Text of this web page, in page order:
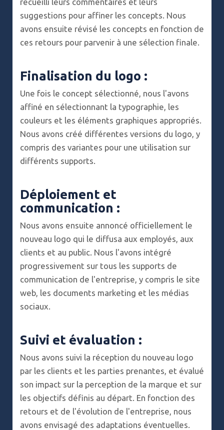
suggestions pour affiner les concepts. Nous
avons ensuite révisé les concepts en fonction de
ces retours pour parvenir à une sélection finale.
Finalisation du logo :
Une fois le concept sélectionné, nous l'avons
affiné en sélectionnant la typographie, les
couleurs et les éléments graphiques appropriés.
Nous avons créé différentes versions du logo, y
compris des variantes pour une utilisation sur
différents supports.
Déploiement et
communication :
Nous avons ensuite annoncé officiellement le
nouveau logo qui le diffusa aux employés, aux
clients et au public. Nous l'avons intégré
progressivement sur tous les supports de
communication de l'entreprise, y compris le site
web, les documents marketing et les médias
sociaux.
Suivi et évaluation :
Nous avons suivi la réception du nouveau logo
par les clients et les parties prenantes, et évalué
son impact sur la perception de la marque et sur
les objectifs définis au départ. En fonction des
retours et de l'évolution de l'entreprise, nous
avons envisagé des adaptations éventuelles.